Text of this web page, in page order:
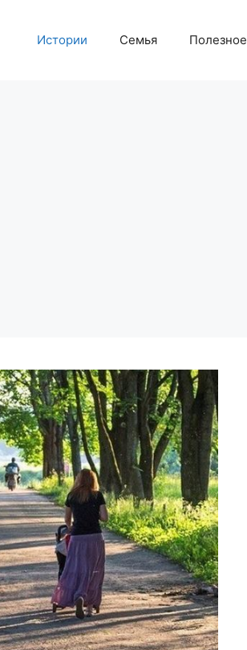
Истории Семья Полезное